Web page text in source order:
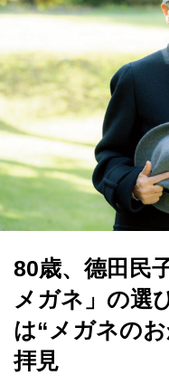
80歳、德田民
メガネ」の選
は“メガネの
拝見